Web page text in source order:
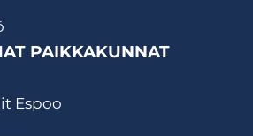
PAIKKAKUNNAT
Espoo